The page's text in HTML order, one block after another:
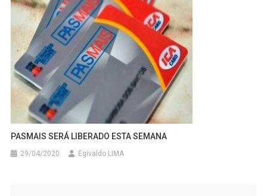
PASMAIS SERÁ LIBERADO ESTA SEMANA
29/04/2020 Egivaldo LIMA